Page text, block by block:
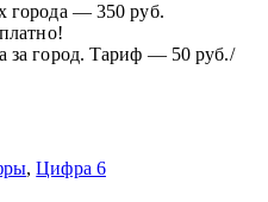
города — 350 руб.
за город. Тариф — 50 руб./
, Цифра 6